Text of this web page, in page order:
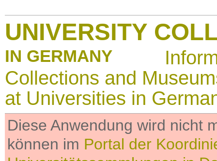
UNIVERSITY
IN GERMANY
Collections and
at Universities in
Diese Anwendung wird nicht
können im Portal der